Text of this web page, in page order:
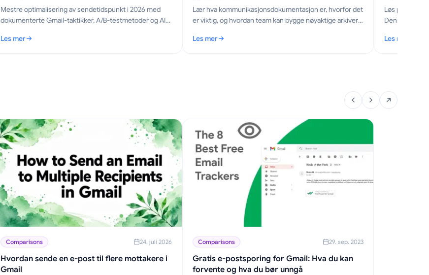
Mestre optimalisering av sendetidspunkt i 2026 med
dokumenterte Gmail-taktikker, A/B-testmetoder og AI-
Les mer
: Optimal sendetidspunkt: Gmail-håndboken for 2026
Lær hva kommunikasjonsdokumentasjon er, hvorfor det
er viktig, og hvordan team kan bygge nøyaktige arkiver
Les mer
: Kommunikasjonsdokumentasjon: En praktisk guide for team
Løs
Denne steg-
sikre at du
Les mer
: App-varsler
Comparisons 24. juli 2026
Hvordan sende en e-post til flere mottakere i
Gmail
Comparisons 29. sep. 2023
Gratis e-postsporing for Gmail: Hva du kan
forvente og hva du bør unngå